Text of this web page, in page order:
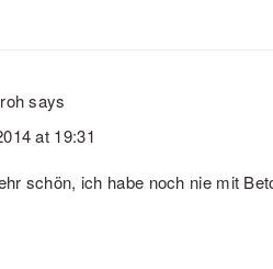
says
at 19:31
schön, ich habe noch nie mit